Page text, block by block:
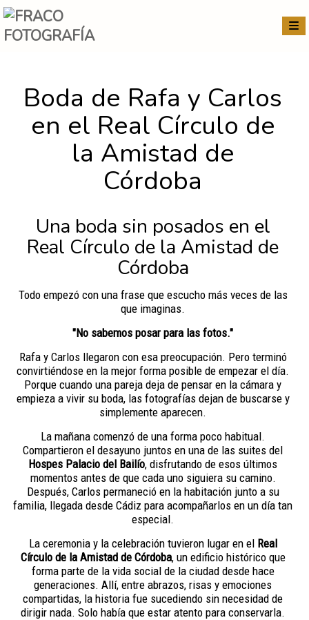
Boda de Rafa y Carlos
en el Real Círculo de
la Amistad de
Córdoba
Una boda sin posados en el
Real Círculo de la Amistad de
Córdoba
Todo empezó con una frase que escucho más veces de las
que imaginas.
"No sabemos posar para las fotos."
Rafa y Carlos llegaron con esa preocupación. Pero terminó
convirtiéndose en la mejor forma posible de empezar el día.
Porque cuando una pareja deja de pensar en la cámara y
empieza a vivir su boda, las fotografías dejan de buscarse y
simplemente aparecen.
La mañana comenzó de una forma poco habitual.
Compartieron el desayuno juntos en una de las suites del
Hospes Palacio del Bailío, disfrutando de esos últimos
momentos antes de que cada uno siguiera su camino.
Después, Carlos permaneció en la habitación junto a su
familia, llegada desde Cádiz para acompañarlos en un día tan
especial.
La ceremonia y la celebración tuvieron lugar en el Real
Círculo de la Amistad de Córdoba, un edificio histórico que
forma parte de la vida social de la ciudad desde hace
generaciones. Allí, entre abrazos, risas y emociones
compartidas, la historia fue sucediendo sin necesidad de
dirigir nada. Solo había que estar atento para conservarla.